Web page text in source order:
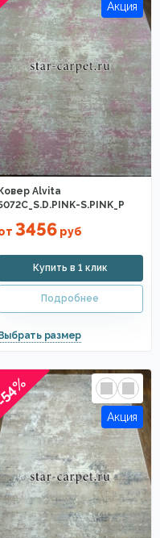
Ковер Alvita
S.PINK_P
3456руб
-54%